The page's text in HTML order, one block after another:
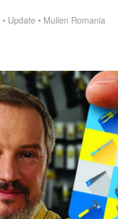
• Update • Mullen Romania